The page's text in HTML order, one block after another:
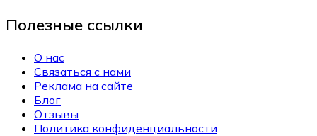
Полезные ссылки
О нас
Связаться с нами
Реклама на сайте
Блог
Отзывы
Политика конфиденциальности